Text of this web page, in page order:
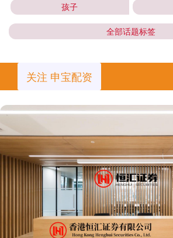
孩子
全部话题标签
关注 申宝配资